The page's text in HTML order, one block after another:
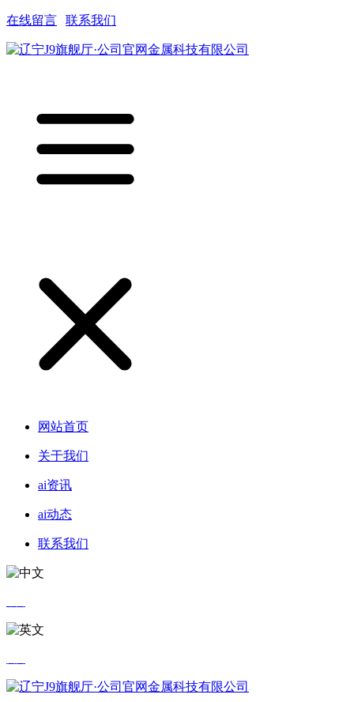
在线留言 联系我们
网站首页
关于我们
ai资讯
ai动态
联系我们